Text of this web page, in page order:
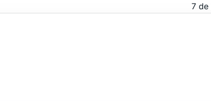
7 de